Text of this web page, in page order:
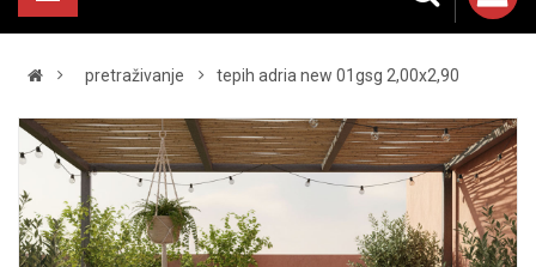
pretraživanje tepih adria new 01gsg 2,00x2,90